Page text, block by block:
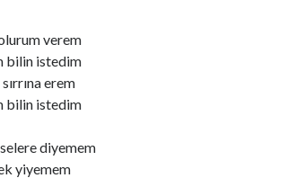
verem
bilin istedim
erem
bilin istedim
diyemem
yiyemem